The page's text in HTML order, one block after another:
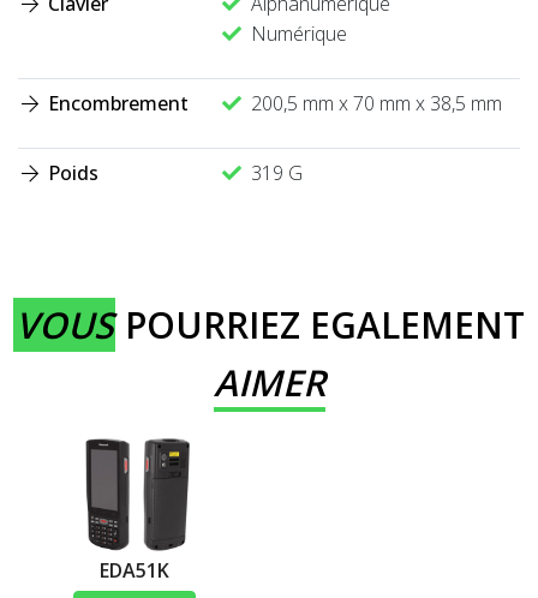
Numérique
Encombrement 200,5 mm x 70 mm x 38,5 mm
Poids 319 G
VOUSPOURRIEZ EGALEMENT
AIMER
EDA51K